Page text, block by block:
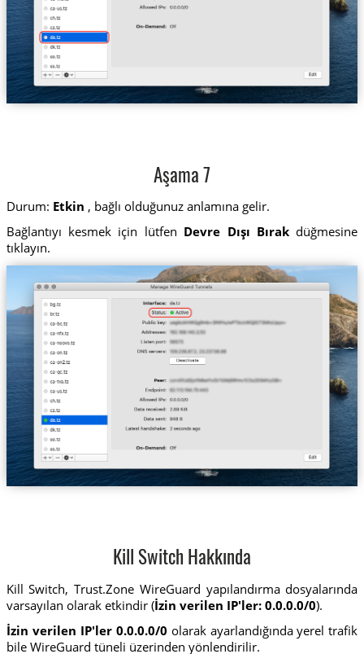
Aşama 7
Durum: Etkin , bağlı olduğunuz anlamına gelir.
Bağlantıyı kesmek için lütfen Devre Dışı Bırak düğmesine
tıklayın.
Kill Switch Hakkında
Kill Switch, Trust.Zone WireGuard yapılandırma dosyalarında
varsayılan olarak etkindir (İzin verilen IP'ler: 0.0.0.0/0).
İzin verilen IP'ler 0.0.0.0/0 olarak ayarlandığında yerel trafik
bile WireGuard tüneli üzerinden yönlendirilir.